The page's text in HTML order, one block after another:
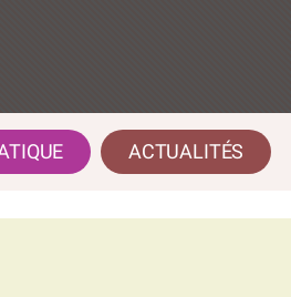
ACTUALITÉS